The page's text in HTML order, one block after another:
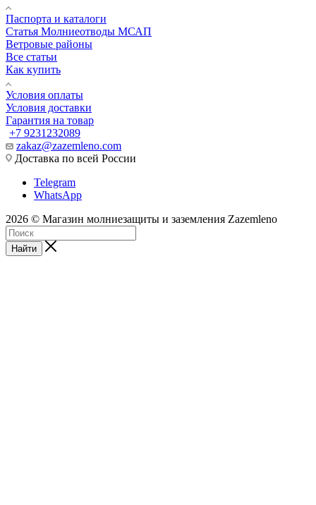
Паспорта и каталоги
Статья Молниеотводы МСАП
Ветровые районы
Все статьи
Как купить
Условия оплаты
Условия доставки
Гарантия на товар
+7 9231232089
zakaz@zazemleno.com
Доставка по всей России
Telegram
WhatsApp
2026 © Магазин молниезащиты и заземления Zazemleno
Найти